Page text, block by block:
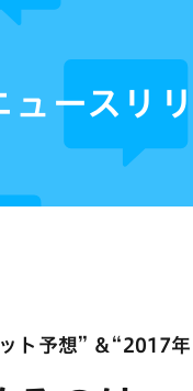
ュースリ
ト予想” ＆“2017